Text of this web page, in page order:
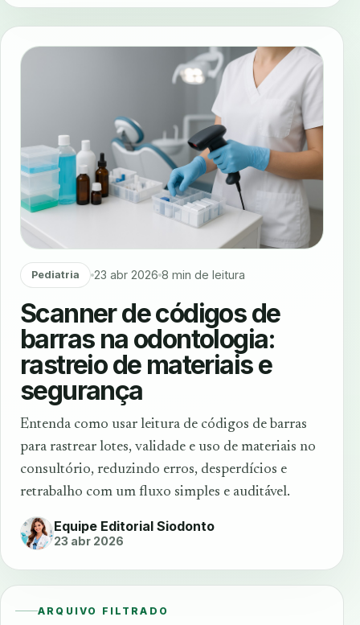
Pediatria 23 abr 2026 8 min de leitura
Scanner de códigos de
barras na odontologia:
rastreio de materiais e
segurança
Entenda como usar leitura de códigos de barras
para rastrear lotes, validade e uso de materiais no
consultório, reduzindo erros, desperdícios e
retrabalho com um fluxo simples e auditável.
Equipe Editorial Siodonto
23 abr 2026
ARQUIVO FILTRADO